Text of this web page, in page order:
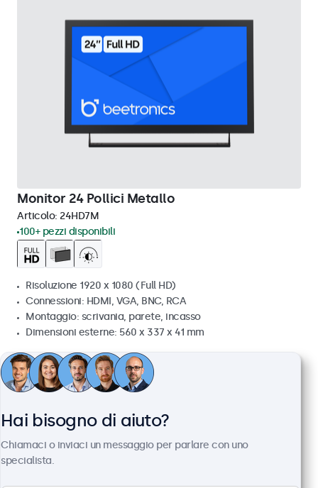
Monitor 24 Pollici Metallo
Articolo: 24HD7M
100+ pezzi disponibili
Risoluzione 1920 x 1080 (Full HD)
Connessioni: HDMI, VGA, BNC, RCA
Montaggio: scrivania, parete, incasso
Dimensioni esterne: 560 x 337 x 41 mm
€ 499,00
€ 608,78 IVA incl.
Hai bisogno di aiuto?
Chiamaci o inviaci un messaggio per parlare con uno
specialista.